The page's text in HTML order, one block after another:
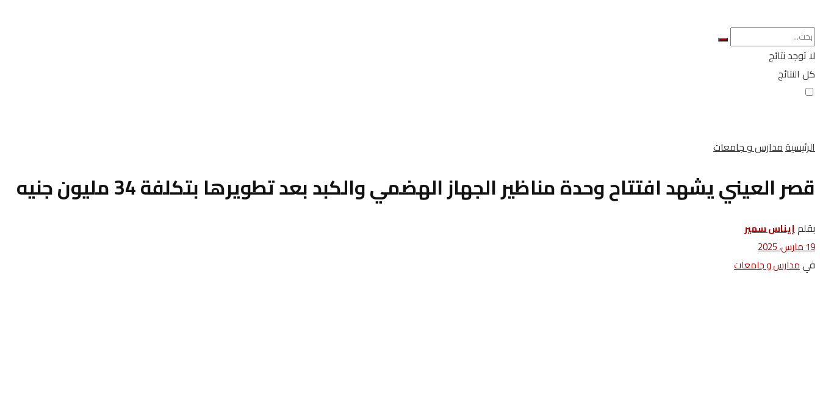
لا توجد نتائج
كل النتائج
الرئيسيةمدارس و جامعات
قصر العيني يشهد افتتاح وحدة مناظير الجهاز الهضمي والكبد بعد تطويرها بتكلفة 34 مليون جنيه
بقلمإيناس سمير
19 مارس، 2025
فيمدارس و جامعات